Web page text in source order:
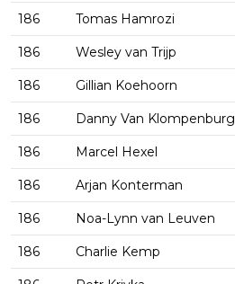
186 Tomas Hamrozi
186 Wesley van Trijp
186 Gillian Koehoorn
186 Danny Van Klompenburg
186 Marcel Hexel
186 Arjan Konterman
186 Noa-Lynn van Leuven
186 Charlie Kemp